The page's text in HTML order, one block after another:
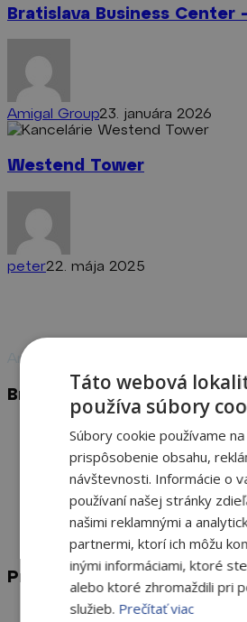
Center
–
BBC1
Bratislava Business Center
Amigal Group23. januára 2026
Westend
Westend Tower
peter22. mája 2025
Amigal Group
Bratislava
Michalská 18,
821 04 Bratislava
+421 948 029 888
info@amigalgroup.sk
Praha
Na Zlíchově,
Táto webová
používa súbory
Súbory cookie používame na
prispôsobenie obsahu,
návštevnosti. Informácie o
používaní našej stránky
našimi reklamnými a
partnermi, ktorí ich môžu
inými informáciami, ktoré
alebo ktoré zhromaždili pri
služieb. Prečítať viac